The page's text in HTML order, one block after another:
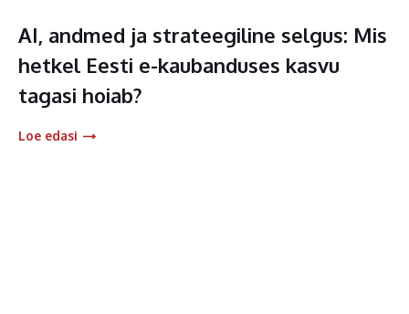
AI, andmed ja strateegiline selgus: Mis
hetkel Eesti e-kaubanduses kasvu
tagasi hoiab?
Loe edasi